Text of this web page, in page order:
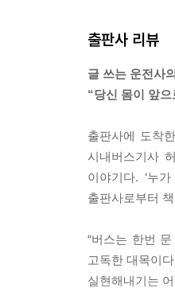
“삶은 당신이 잠
윤리적 버스 승
윤리적 버스 하
음식물 반입과
윤리적 카드 요금
15초짜리 좌회
꿈은 이루어진다
마이크
버스는 소리가
친절기사
---「운전 중인
몸으로 먹고사
렵기 때문이다
미를 그렇게밖
---「시인의 마
얼마나 울었는
가게 팔고 반년
---「못 먹어도
출판사 리뷰
글 쓰는 운전사
“당신 몸이 앞
출판사에 도착
시내버스기사
이야기다. ‘누
출판사로부터
“버스는 한번
고독한 대목이
실현해내기는